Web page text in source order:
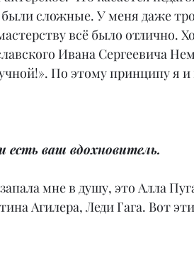
сложные. У меня даже
всё было отлично.
Ивана Сергеевича
По этому принципу я и
ваш вдохновитель.
мне в душу, это Алла
Агилера, Леди Гага. Вот